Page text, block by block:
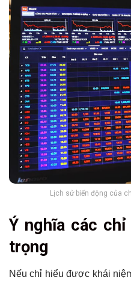
Lịch sử biến động của
Ý nghĩa các chỉ
trọng
Nếu chỉ hiểu được khái